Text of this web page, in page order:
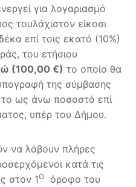
για λογαριασμό
τουλάχιστον είκοσι
επί τοις εκατό (10%)
του ετήσιου
(100,00 €) το οποίο θα
της σύμβασης
ως άνω ποσοστό επί
υπέρ του Δήμου.
να λάβουν πλήρες
κατά τις
στον 1Ο
όροφο του